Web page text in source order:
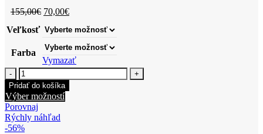
155,00€ Pôvodná
bola:
155,00€.
70,00€Aktuálna
je:
70,00€.
Veľkosť
Farba
Vymazať
množstvo
Versace
BIKINI
BOTTOM
BRIEF
LYCRA
Pridať do košíka
Výber možnostíTento
Porovnaj
Rýchly náhľad
-56%